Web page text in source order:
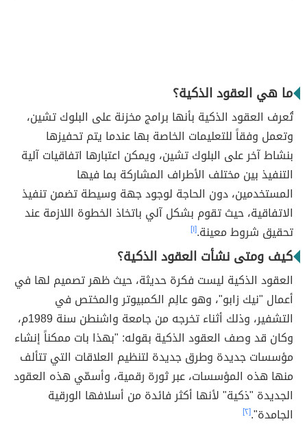
ما هي العقود الذكية؟
تُعرف العقود الذكية بأنها برامج مخزنة على البلوك تشين،
وتعمل وفقاً للتعليمات الخاصة بها عندما يتم تحفيزها
بنشاط آخر على البلوك تشين، ويمكن اعتبارها اتفاقيات آلية
التنفيذ بين مختلف الأطراف المشاركة بما فيها
المستخدمين، دون الحاجة لوجود جهة وسيطة تضمن تنفيذ
الاتفاقية، حيث تقوم بشكل آلي باتخاذ الخطوة اللازمة عند
تحقيق شروط معينة.[١]
كيف ومتى نشأت العقود الذكية؟
العقود الذكية ليست فكرة حديثة، حيث ظهر تصميم لها في
أعمال "نيك زابو"، وهو عالِم الكمبيوتر والمختص في
التشفير، وذلك أثناء تخرجه من جامعة واشنطن سنة 1989م،
وكان قد وصف العقود الذكية بقوله: "بهذا بات ممكناً إنشاء
مؤسسات جديدة وطرق جديدة لتنظيم العلاقات التي تتألف
منها هذه المؤسسات، عبر ثورة رقمية، وأسمّي هذه العقود
الجديدة "ذكية" لأنها أكثر فائدة من أسلافها الورقية
الجامدة".[٢]